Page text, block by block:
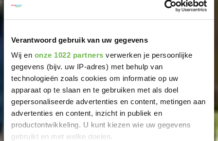
Verantwoord gebruik van uw gegevens
Wij en onze 1022 partners verwerken je persoonlijke
gegevens (bijv. uw IP-adres) met behulp van
technologieën zoals cookies om informatie op uw
apparaat op te slaan en te gebruiken met als doel
gepersonaliseerde advertenties en content, metingen aan
advertenties en content, inzicht in publiek en
productontwikkeling. U kunt kiezen wie uw gegevens
gebruikt en met welke doelen.